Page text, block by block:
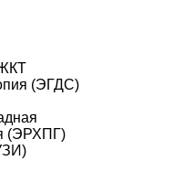
(ЭГДС)
(ЭРХПГ)